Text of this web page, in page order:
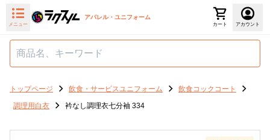
メニュー
アパレル・ユニフォーム
カート アカウント
トップページ 飲食・サービスユニフォーム
飲食コックコート
調理用白衣
衿なし調理衣七分袖 334